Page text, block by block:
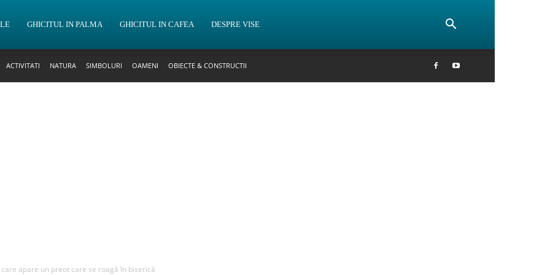
GHICITUL IN PALMA GHICITUL IN CAFEA DESPRE VISE
ACTIVITATI NATURA SIMBOLURI OAMENI OBIECTE & CONSTRUCTII
apare un preot care se roagă în biserică